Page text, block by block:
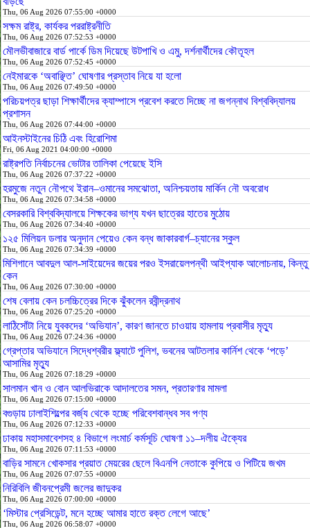
Thu, 06 Aug 2026 07:55:00 +0000
সক্ষম রাষ্ট্র, কার্যকর পররাষ্ট্রনীতি
Thu, 06 Aug 2026 07:52:53 +0000
মৌলভীবাজারে বার্ড পার্কে ডিম দিয়েছে উটপাখি ও এমু, দর্শনার্থীদের কৌতূহল
Thu, 06 Aug 2026 07:52:45 +0000
নেইমারকে ‘অবাঞ্ছিত’ ঘোষণার প্রস্তাব নিয়ে যা হলো
Thu, 06 Aug 2026 07:49:50 +0000
পরিচয়পত্র ছাড়া শিক্ষার্থীদের ক্যাম্পাসে প্রবেশ করতে দিচ্ছে না জগন্নাথ বিশ্ববিদ্যালয়
প্রশাসন
Thu, 06 Aug 2026 07:44:00 +0000
আইনস্টাইনের চিঠি এবং হিরোশিমা
Fri, 06 Aug 2021 04:00:00 +0000
রাষ্ট্রপতি নির্বাচনের ভোটার তালিকা পেয়েছে ইসি
Thu, 06 Aug 2026 07:37:22 +0000
হরমুজে নতুন নৌপথে ইরান–ওমানের সমঝোতা, অনিশ্চয়তায় মার্কিন নৌ অবরোধ
Thu, 06 Aug 2026 07:34:58 +0000
বেসরকারি বিশ্ববিদ্যালয়ে শিক্ষকের ভাগ্য যখন ছাত্রের হাতের মুঠোয়
Thu, 06 Aug 2026 07:34:40 +0000
১২৫ মিলিয়ন ডলার অনুদান পেয়েও কেন বন্ধ জাকারবার্গ–চ্যানের স্কুল
Thu, 06 Aug 2026 07:34:39 +0000
মিশিগানে আবদুল আল-সাইয়েদের জয়ের পরও ইসরায়েলপন্থী আইপ্যাক আলোচনায়, কিন্তু
কেন
Thu, 06 Aug 2026 07:30:00 +0000
শেষ বেলায় কেন চলচ্চিত্রের দিকে ঝুঁকলেন রবীন্দ্রনাথ
Thu, 06 Aug 2026 07:25:20 +0000
লাঠিসোঁটা নিয়ে যুবকদের ‘অভিযান’, কারণ জানতে চাওয়ায় হামলায় প্রবাসীর মৃত্যু
Thu, 06 Aug 2026 07:24:36 +0000
গ্রেপ্তার অভিযানে সিদ্ধেশ্বরীর ফ্ল্যাটে পুলিশ, ভবনের আটতলার কার্নিশ থেকে ‘পড়ে’
আসামির মৃত্যু
Thu, 06 Aug 2026 07:18:29 +0000
সালমান খান ও বোন আলভিরাকে আদালতের সমন, প্রতারণার মামলা
Thu, 06 Aug 2026 07:15:00 +0000
বগুড়ায় ঢালাইশিল্পের বর্জ্য থেকে হচ্ছে পরিবেশবান্ধব সব পণ্য
Thu, 06 Aug 2026 07:12:33 +0000
ঢাকায় মহাসমাবেশসহ ৪ বিভাগে লংমার্চ কর্মসূচি ঘোষণা ১১–দলীয় ঐক্যের
Thu, 06 Aug 2026 07:11:53 +0000
বাড়ির সামনে খোকসার প্রয়াত মেয়রের ছেলে বিএনপি নেতাকে কুপিয়ে ও পিটিয়ে জখম
Thu, 06 Aug 2026 07:07:55 +0000
নিরিবিলি জীবনপ্রেমী জলের জাদুকর
Thu, 06 Aug 2026 07:00:00 +0000
‘মিস্টার প্রেসিডেন্ট, মনে হচ্ছে আমার হাতে রক্ত লেগে আছে’
Thu, 06 Aug 2026 06:58:07 +0000